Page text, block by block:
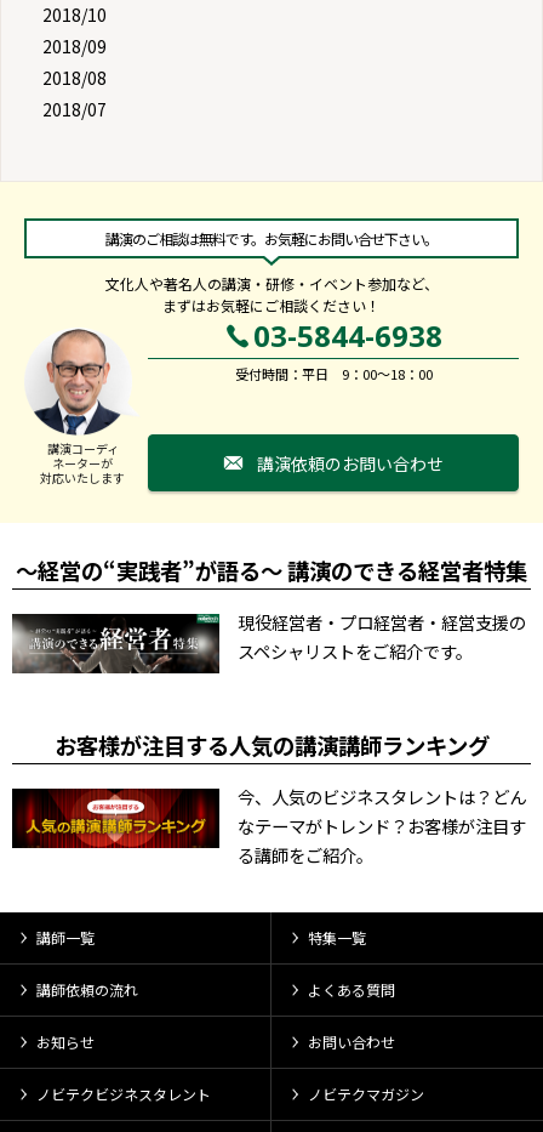
2018/10
2018/09
2018/08
2018/07
講演のご相談は無料です。お気軽にお問い合せ下さい。
文化人や著名人の講演・研修・イベント参加など、
まずはお気軽にご相談ください！
講演コーディ
ネーターが
対応いたします
03-5844-6938
受付時間：平日 9：00～18：00
講演依頼のお問い合わせ
～経営の“実践者”が語る～ 講演のできる経営者特集
現役経営者・プロ経営者・経営支援の
スペシャリストをご紹介です。
お客様が注目する人気の講演講師ランキング
今、人気のビジネスタレントは？どん
なテーマがトレンド？お客様が注目す
る講師をご紹介。
講師一覧 特集一覧
講師依頼の流れ よくある質問
お知らせ お問い合わせ
ノビテクビジネスタレント ノビテクマガジン